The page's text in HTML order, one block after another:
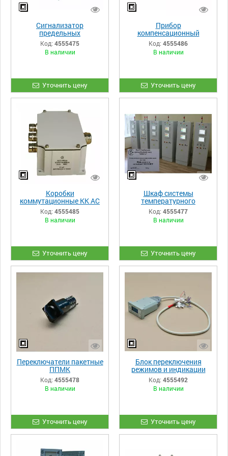
Сигнализатор
предельных
сопротивлений СГО-01
АС
Код: 4555475
В наличии
Уточнить цену
Прибор
компенсационный
многоканальный ПКБ АС
Код: 4555486
В наличии
Уточнить цену
Коробки
коммутационные КК АС
Код: 4555485
В наличии
Уточнить цену
Шкаф системы
температурного
контроля ЦН БНС
Код: 4555477
В наличии
Уточнить цену
Переключатели пакетные
ППМК
Код: 4555478
В наличии
Уточнить цену
Блок переключения
режимов и индикации
БПРИ-01 АС
Код: 4555492
В наличии
Уточнить цену